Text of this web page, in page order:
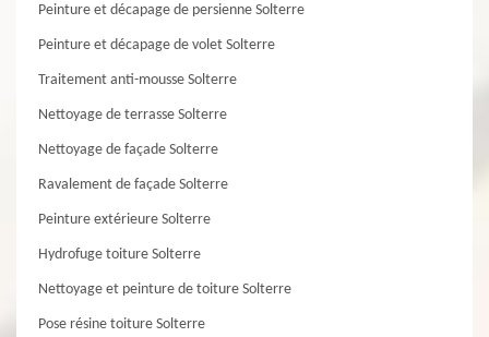
Peinture et décapage de persienne Solterre
Peinture et décapage de volet Solterre
Traitement anti-mousse Solterre
Nettoyage de terrasse Solterre
Nettoyage de façade Solterre
Ravalement de façade Solterre
Peinture extérieure Solterre
Hydrofuge toiture Solterre
Nettoyage et peinture de toiture Solterre
Pose résine toiture Solterre